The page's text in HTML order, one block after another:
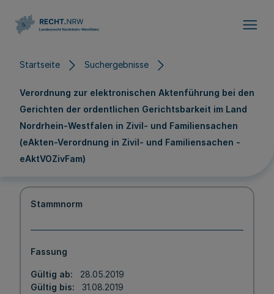
Startseite Suchergebnisse
Verordnung zur elektronischen Aktenführung bei den
Gerichten der ordentlichen Gerichtsbarkeit im Land
Nordrhein-Westfalen in Zivil- und Familiensachen
(eAkten-Verordnung in Zivil- und Familiensachen -
eAktVOZivFam)
Stammnorm
Fassung
Gültig ab
28.05.2019
Gültig bis
31.08.2019